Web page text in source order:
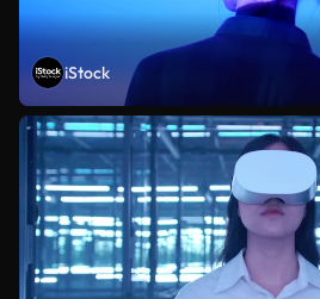
iStock